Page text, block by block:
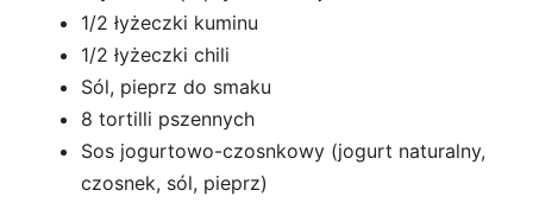
1/2 łyżeczki kuminu
1/2 łyżeczki chili
Sól, pieprz do smaku
8 tortilli pszennych
Sos jogurtowo-czosnkowy (jogurt naturalny,
czosnek, sól, pieprz)